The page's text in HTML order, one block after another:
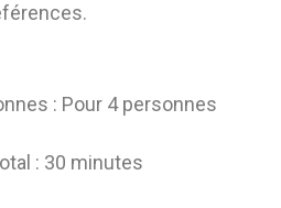
: Pour 4 personnes
: 30 minutes